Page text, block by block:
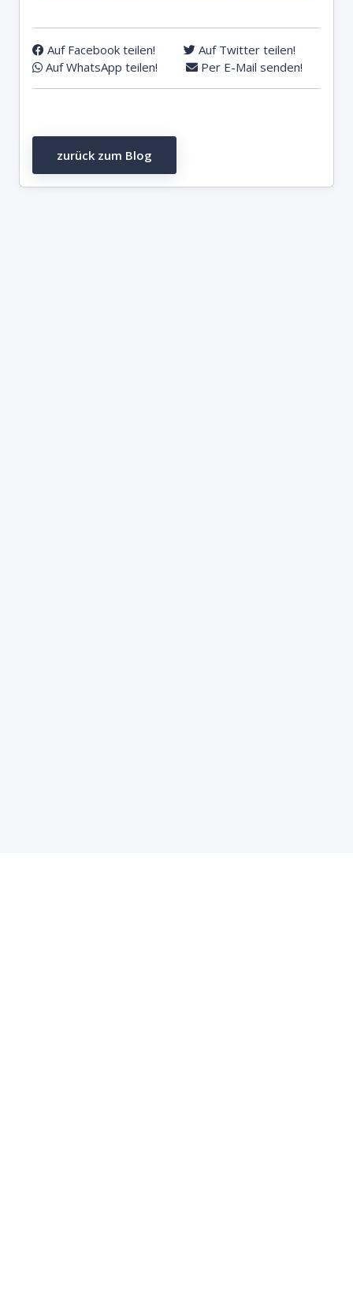
Auf Facebook teilen!
Auf Twitter teilen!
Auf WhatsApp teilen!
Per E-Mail senden!
zurück zum Blog